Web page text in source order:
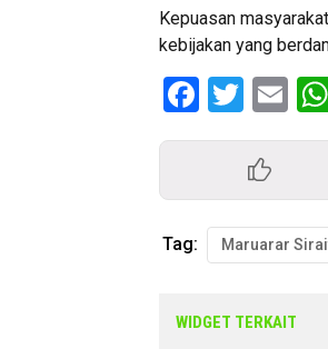
Kepuasan
kebijakan yang
Tag: Maruarar
WIDGET TERKAIT